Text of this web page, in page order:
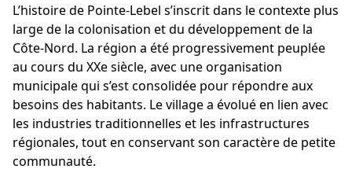
L’histoire de Pointe-Lebel s’inscrit dans le contexte plus
large de la colonisation et du développement de la
Côte-Nord. La région a été progressivement peuplée
au cours du XXe siècle, avec une organisation
municipale qui s’est consolidée pour répondre aux
besoins des habitants. Le village a évolué en lien avec
les industries traditionnelles et les infrastructures
régionales, tout en conservant son caractère de petite
communauté.